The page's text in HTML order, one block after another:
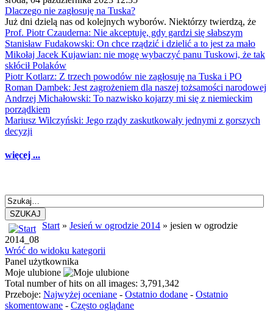
Dlaczego nie zagłosuję na Tuska?
Już dni dzielą nas od kolejnych wyborów. Niektórzy twierdzą, że
Prof. Piotr Czauderna: Nie akceptuję, gdy gardzi się słabszym
Stanisław Fudakowski: On chce rządzić i dzielić a to jest za mało
Mikołaj Jacek Kujawian: nie mogę wybaczyć panu Tuskowi, że tak
skłócił Polaków
Piotr Kotlarz: Z trzech powodów nie zagłosuję na Tuska i PO
Roman Dambek: Jest zagrożeniem dla naszej tożsamości narodowej
Andrzej Michałowski: To nazwisko kojarzy mi się z niemieckim
porządkiem
Mariusz Wilczyński: Jego rządy zaskutkowały jednymi z gorszych
decyzji
więcej ...
SZUKAJ
Start » Jesień w ogrodzie 2014 » jesien w ogrodzie
2014_08
Wróć do widoku kategorii
Panel użytkownika
Moje ulubione
Total number of hits on all images: 3,791,342
Przeboje: Najwyżej oceniane - Ostatnio dodane - Ostatnio
skomentowane - Często oglądane